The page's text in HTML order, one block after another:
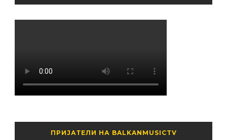
ПРИЈАТЕЛИ НА BALKANMUSICTV